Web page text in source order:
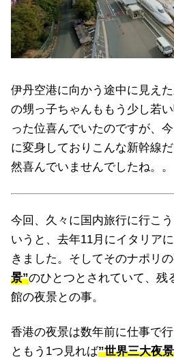
伊丹空港に向かう途中に見え
の甥っ子ちゃんももう少し若
った位喜んでいたのですが、
に変身しておりこんな新幹線
然喜んでいませんでしたね。。
今回、久々に国内旅行に行こ
いうと、去年11月にイタリア
きました。そしてそのナポリ
景”のひとつとされていて、残
館の夜景との事。
香港の夜景は数年前に仕事で
ともう1つ見れば”世界三大夜